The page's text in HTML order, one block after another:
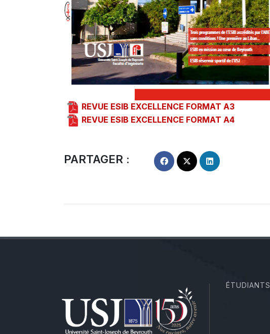
REVUE ESIB EXCELLENCE FORMAT A3
REVUE ESIB EXCELLENCE FORMAT A4
PARTAGER :
ÉTUDIANTS